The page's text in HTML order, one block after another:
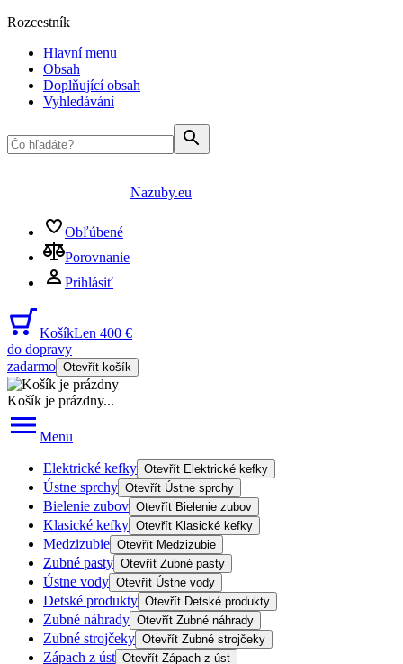
Rozcestník
Hlavní menu
Obsah
Doplňující obsah
Vyhledávání
Nazuby.eu
Obľúbené
Porovnanie
Prihlásiť
KošíkLen 400 €
do dopravy
zadarmo Otevřít košík
Košík je prázdny...
Menu
Elektrické kefky Otevřít Elektrické kefky
Ústne sprchy Otevřít Ústne sprchy
Bielenie zubov Otevřít Bielenie zubov
Klasické kefky Otevřít Klasické kefky
Medzizubie Otevřít Medzizubie
Zubné pasty Otevřít Zubné pasty
Ústne vody Otevřít Ústne vody
Detské produkty Otevřít Detské produkty
Zubné náhrady Otevřít Zubné náhrady
Zubné strojčeky Otevřít Zubné strojčeky
Zápach z úst Otevřít Zápach z úst